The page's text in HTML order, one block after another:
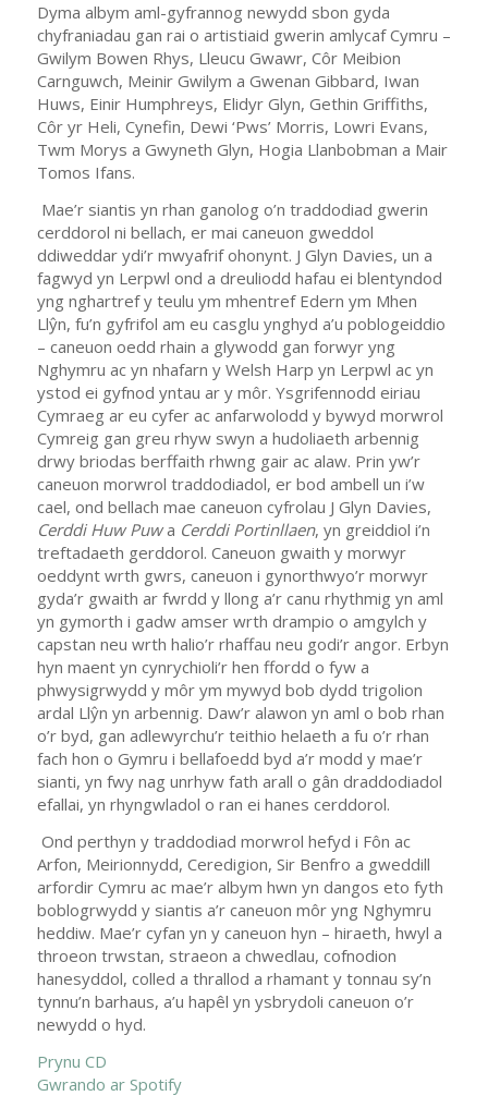
Dyma albym aml-gyfrannog newydd sbon gyda
chyfraniadau gan rai o artistiaid gwerin amlycaf Cymru –
Gwilym Bowen Rhys, Lleucu Gwawr, Côr Meibion
Carnguwch, Meinir Gwilym a Gwenan Gibbard, Iwan
Huws, Einir Humphreys, Elidyr Glyn, Gethin Griffiths,
Côr yr Heli, Cynefin, Dewi ‘Pws’ Morris, Lowri Evans,
Twm Morys a Gwyneth Glyn, Hogia Llanbobman a Mair
Tomos Ifans.
Mae’r siantis yn rhan ganolog o’n traddodiad gwerin
cerddorol ni bellach, er mai caneuon gweddol
ddiweddar ydi’r mwyafrif ohonynt. J Glyn Davies, un a
fagwyd yn Lerpwl ond a dreuliodd hafau ei blentyndod
yng nghartref y teulu ym mhentref Edern ym Mhen
Llŷn, fu’n gyfrifol am eu casglu ynghyd a’u poblogeiddio
– caneuon oedd rhain a glywodd gan forwyr yng
Nghymru ac yn nhafarn y Welsh Harp yn Lerpwl ac yn
ystod ei gyfnod yntau ar y môr. Ysgrifennodd eiriau
Cymraeg ar eu cyfer ac anfarwolodd y bywyd morwrol
Cymreig gan greu rhyw swyn a hudoliaeth arbennig
drwy briodas berffaith rhwng gair ac alaw. Prin yw’r
caneuon morwrol traddodiadol, er bod ambell un i’w
cael, ond bellach mae caneuon cyfrolau J Glyn Davies,
Cerddi Huw Puwa Cerddi Portinllaen, yn greiddiol i’n
treftadaeth gerddorol. Caneuon gwaith y morwyr
oeddynt wrth gwrs, caneuon i gynorthwyo’r morwyr
gyda’r gwaith ar fwrdd y llong a’r canu rhythmig yn aml
yn gymorth i gadw amser wrth drampio o amgylch y
capstan neu wrth halio’r rhaffau neu godi’r angor. Erbyn
hyn maent yn cynrychioli’r hen ffordd o fyw a
phwysigrwydd y môr ym mywyd bob dydd trigolion
ardal Llŷn yn arbennig. Daw’r alawon yn aml o bob rhan
o’r byd, gan adlewyrchu’r teithio helaeth a fu o’r rhan
fach hon o Gymru i bellafoedd byd a’r modd y mae’r
sianti, yn fwy nag unrhyw fath arall o gân draddodiadol
efallai, yn rhyngwladol o ran ei hanes cerddorol.
Ond perthyn y traddodiad morwrol hefyd i Fôn ac
Arfon, Meirionnydd, Ceredigion, Sir Benfro a gweddill
arfordir Cymru ac mae’r albym hwn yn dangos eto fyth
boblogrwydd y siantis a’r caneuon môr yng Nghymru
heddiw. Mae’r cyfan yn y caneuon hyn – hiraeth, hwyl a
throeon trwstan, straeon a chwedlau, cofnodion
hanesyddol, colled a thrallod a rhamant y tonnau sy’n
tynnu’n barhaus, a’u hapêl yn ysbrydoli caneuon o’r
newydd o hyd.
Prynu CD
Gwrando ar Spotify